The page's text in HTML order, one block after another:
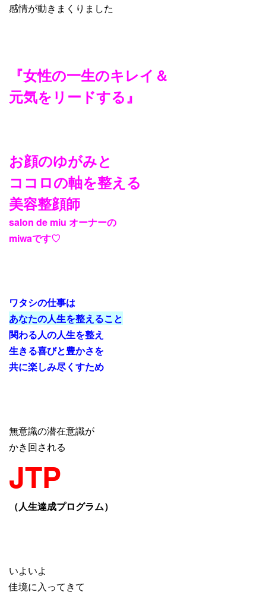
感情が動きまくりました
『女性の一生のキレイ＆
元気をリードする』
お顔のゆがみと
ココロの軸を整える
美容整顔師
salon de miu オーナーの
miwaです♡
ワタシの仕事は
あなたの人生を整えること
関わる人の人生を整え
生きる喜びと豊かさを
共に楽しみ尽くすため
無意識の潜在意識が
かき回される
JTP
（人生達成プログラム）
いよいよ
佳境に入ってきて